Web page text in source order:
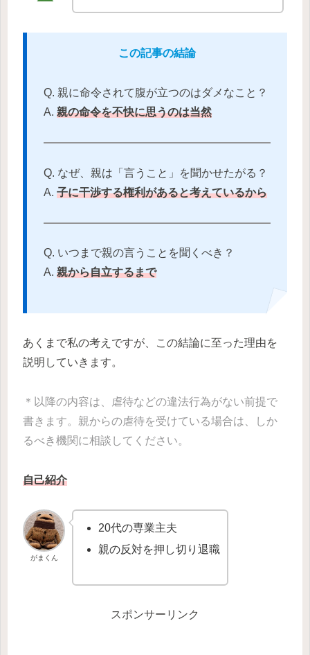
この記事の結論
Q. 親に命令されて腹が立つのはダメなこと？
A. 親の命令を不快に思うのは当然
Q. なぜ、親は「言うこと」を聞かせたがる？
A. 子に干渉する権利があると考えているから
Q. いつまで親の言うことを聞くべき？
A. 親から自立するまで
あくまで私の考えですが、この結論に至った理由を
説明していきます。
＊以降の内容は、虐待などの違法行為がない前提で
書きます。親からの虐待を受けている場合は、しか
るべき機関に相談してください。
自己紹介
がまくん
20代の専業主夫
親の反対を押し切り退職
スポンサーリンク